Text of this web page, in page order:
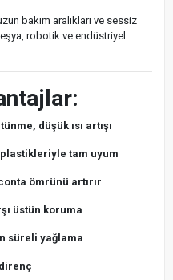
bakım aralıkları ve sessiz
robotik ve endüstriyel
düşük ısı artışı
tam uyum
ömrünü artırır
üstün koruma
süreli yağlama